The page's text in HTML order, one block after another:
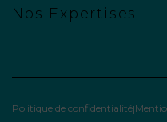
Nos Expertises
Politique de confidentialité